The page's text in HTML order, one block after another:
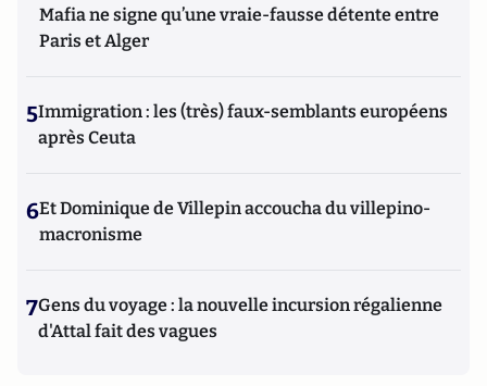
Mafia ne signe qu’une vraie-fausse détente entre
Paris et Alger
5Immigration : les (très) faux-semblants européens
après Ceuta
6Et Dominique de Villepin accoucha du villepino-
macronisme
7Gens du voyage : la nouvelle incursion régalienne
d'Attal fait des vagues